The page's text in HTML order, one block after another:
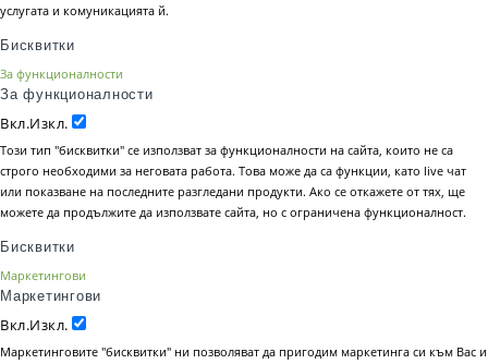
услугата и комуникацията й.
Бисквитки
За функционалности
За функционалности
Вкл.Изкл.
Този тип "бисквитки" се използват за функционалности на сайта, които не са
строго необходими за неговата работа. Това може да са функции, като live чат
или показване на последните разгледани продукти. Ако се откажете от тях, ще
можете да продължите да използвате сайта, но с ограничена функционалност.
Бисквитки
Маркетингови
Маркетингови
Вкл.Изкл.
Маркетинговите "бисквитки" ни позволяват да пригодим маркетинга си към Вас и